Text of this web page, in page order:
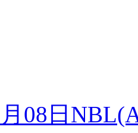
08日